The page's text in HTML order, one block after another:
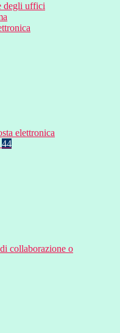
degli uffici
elettronica
44
collaborazione o